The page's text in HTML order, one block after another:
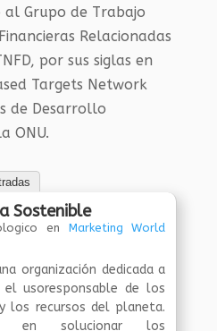
Grupo de Trabajo
Relacionadas
por sus siglas en
Targets Network
de Desarrollo
ONU.
Sostenible
en Marketing World
organización dedicada a
el usoresponsable de los
los recursos del planeta.
en solucionar los